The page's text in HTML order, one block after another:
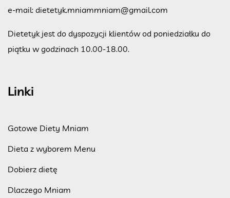
e-mail: dietetyk.mniammniam@gmail.com
Dietetyk jest do dyspozycji klientów od poniedziałku do
piątku w godzinach 10.00-18.00.
Linki
Gotowe Diety Mniam
Dieta z wyborem Menu
Dobierz dietę
Dlaczego Mniam